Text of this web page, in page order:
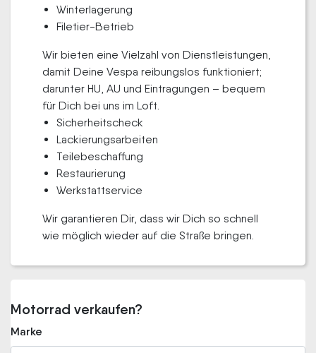
Winterlagerung
Filetier-Betrieb
Wir bieten eine Vielzahl von Dienstleistungen,
damit Deine Vespa reibungslos funktioniert;
darunter HU, AU und Eintragungen – bequem
für Dich bei uns im Loft.
Sicherheitscheck
Lackierungsarbeiten
Teilebeschaffung
Restaurierung
Werkstattservice
Wir garantieren Dir, dass wir Dich so schnell
wie möglich wieder auf die Straße bringen.
Motorrad verkaufen?
Marke